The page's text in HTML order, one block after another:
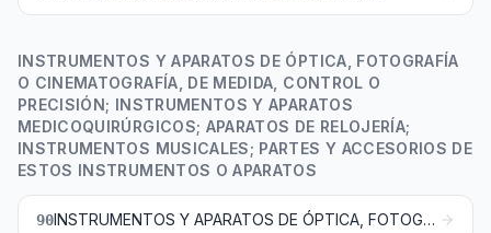
INSTRUMENTOS Y APARATOS DE ÓPTICA, FOTOGRAFÍA
O CINEMATOGRAFÍA, DE MEDIDA, CONTROL O
PRECISIÓN; INSTRUMENTOS Y APARATOS
MEDICOQUIRÚRGICOS; APARATOS DE RELOJERÍA;
INSTRUMENTOS MUSICALES; PARTES Y ACCESORIOS DE
ESTOS INSTRUMENTOS O APARATOS
90 INSTRUMENTOS Y APARATOS DE ÓPTICA, FOTOGRAFÍA O CINEMATOGRAFÍA, DE MEDIDA, CONTROL O PRECISIÓN; INSTRUMENTOS Y APARATOS MEDICOQUIRÚRGICOS; PARTES Y ACCESORIOS DE ESTOS INSTRUMENTOS O APARATOS